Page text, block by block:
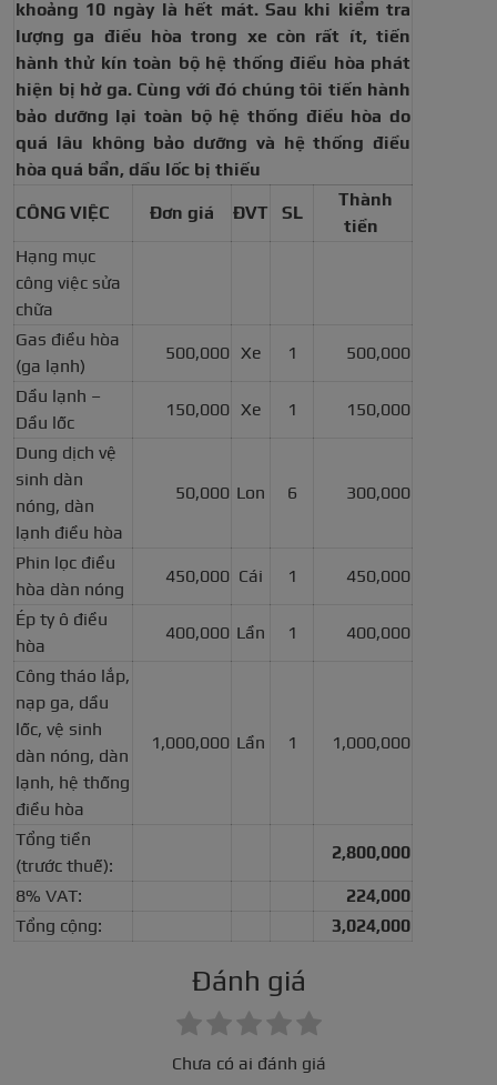
khoảng 10 ngày là hết mát. Sau khi kiểm tra
lượng ga điều hòa trong xe còn rất ít, tiến
hành thử kín toàn bộ hệ thống điều hòa phát
hiện bị hở ga. Cùng với đó chúng tôi tiến hành
bảo dưỡng lại toàn bộ hệ thống điều hòa do
quá lâu không bảo dưỡng và hệ thống điều
hòa quá bẩn, dầu lốc bị thiếu
CÔNG VIỆC Đơn giá ĐVT SL
Thành
tiền
Hạng mục
công việc sửa
chữa
Gas điều hòa
(ga lạnh)
500,000 Xe 1 500,000
Dầu lạnh –
Dầu lốc
150,000 Xe 1 150,000
Dung dịch vệ
sinh dàn
nóng, dàn
lạnh điều hòa
50,000 Lon 6 300,000
Phin lọc điều
hòa dàn nóng
450,000 Cái 1 450,000
Ép ty ô điều
hòa
400,000 Lần 1 400,000
Công tháo lắp,
nạp ga, dầu
lốc, vệ sinh
dàn nóng, dàn
lạnh, hệ thống
điều hòa
1,000,000 Lần 1 1,000,000
Tổng tiền
(trước thuế):
2,800,000
8% VAT:
224,000
Tổng cộng:
3,024,000
Đánh giá
Chưa có ai đánh giá